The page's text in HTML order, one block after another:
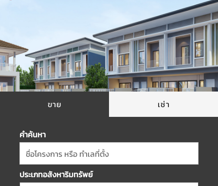
ขาย เช่า
คำค้นหา
ชื่อโครงการ หรือ ทำเลที่ตั้ง
ประเภทอสังหาริมทรัพย์